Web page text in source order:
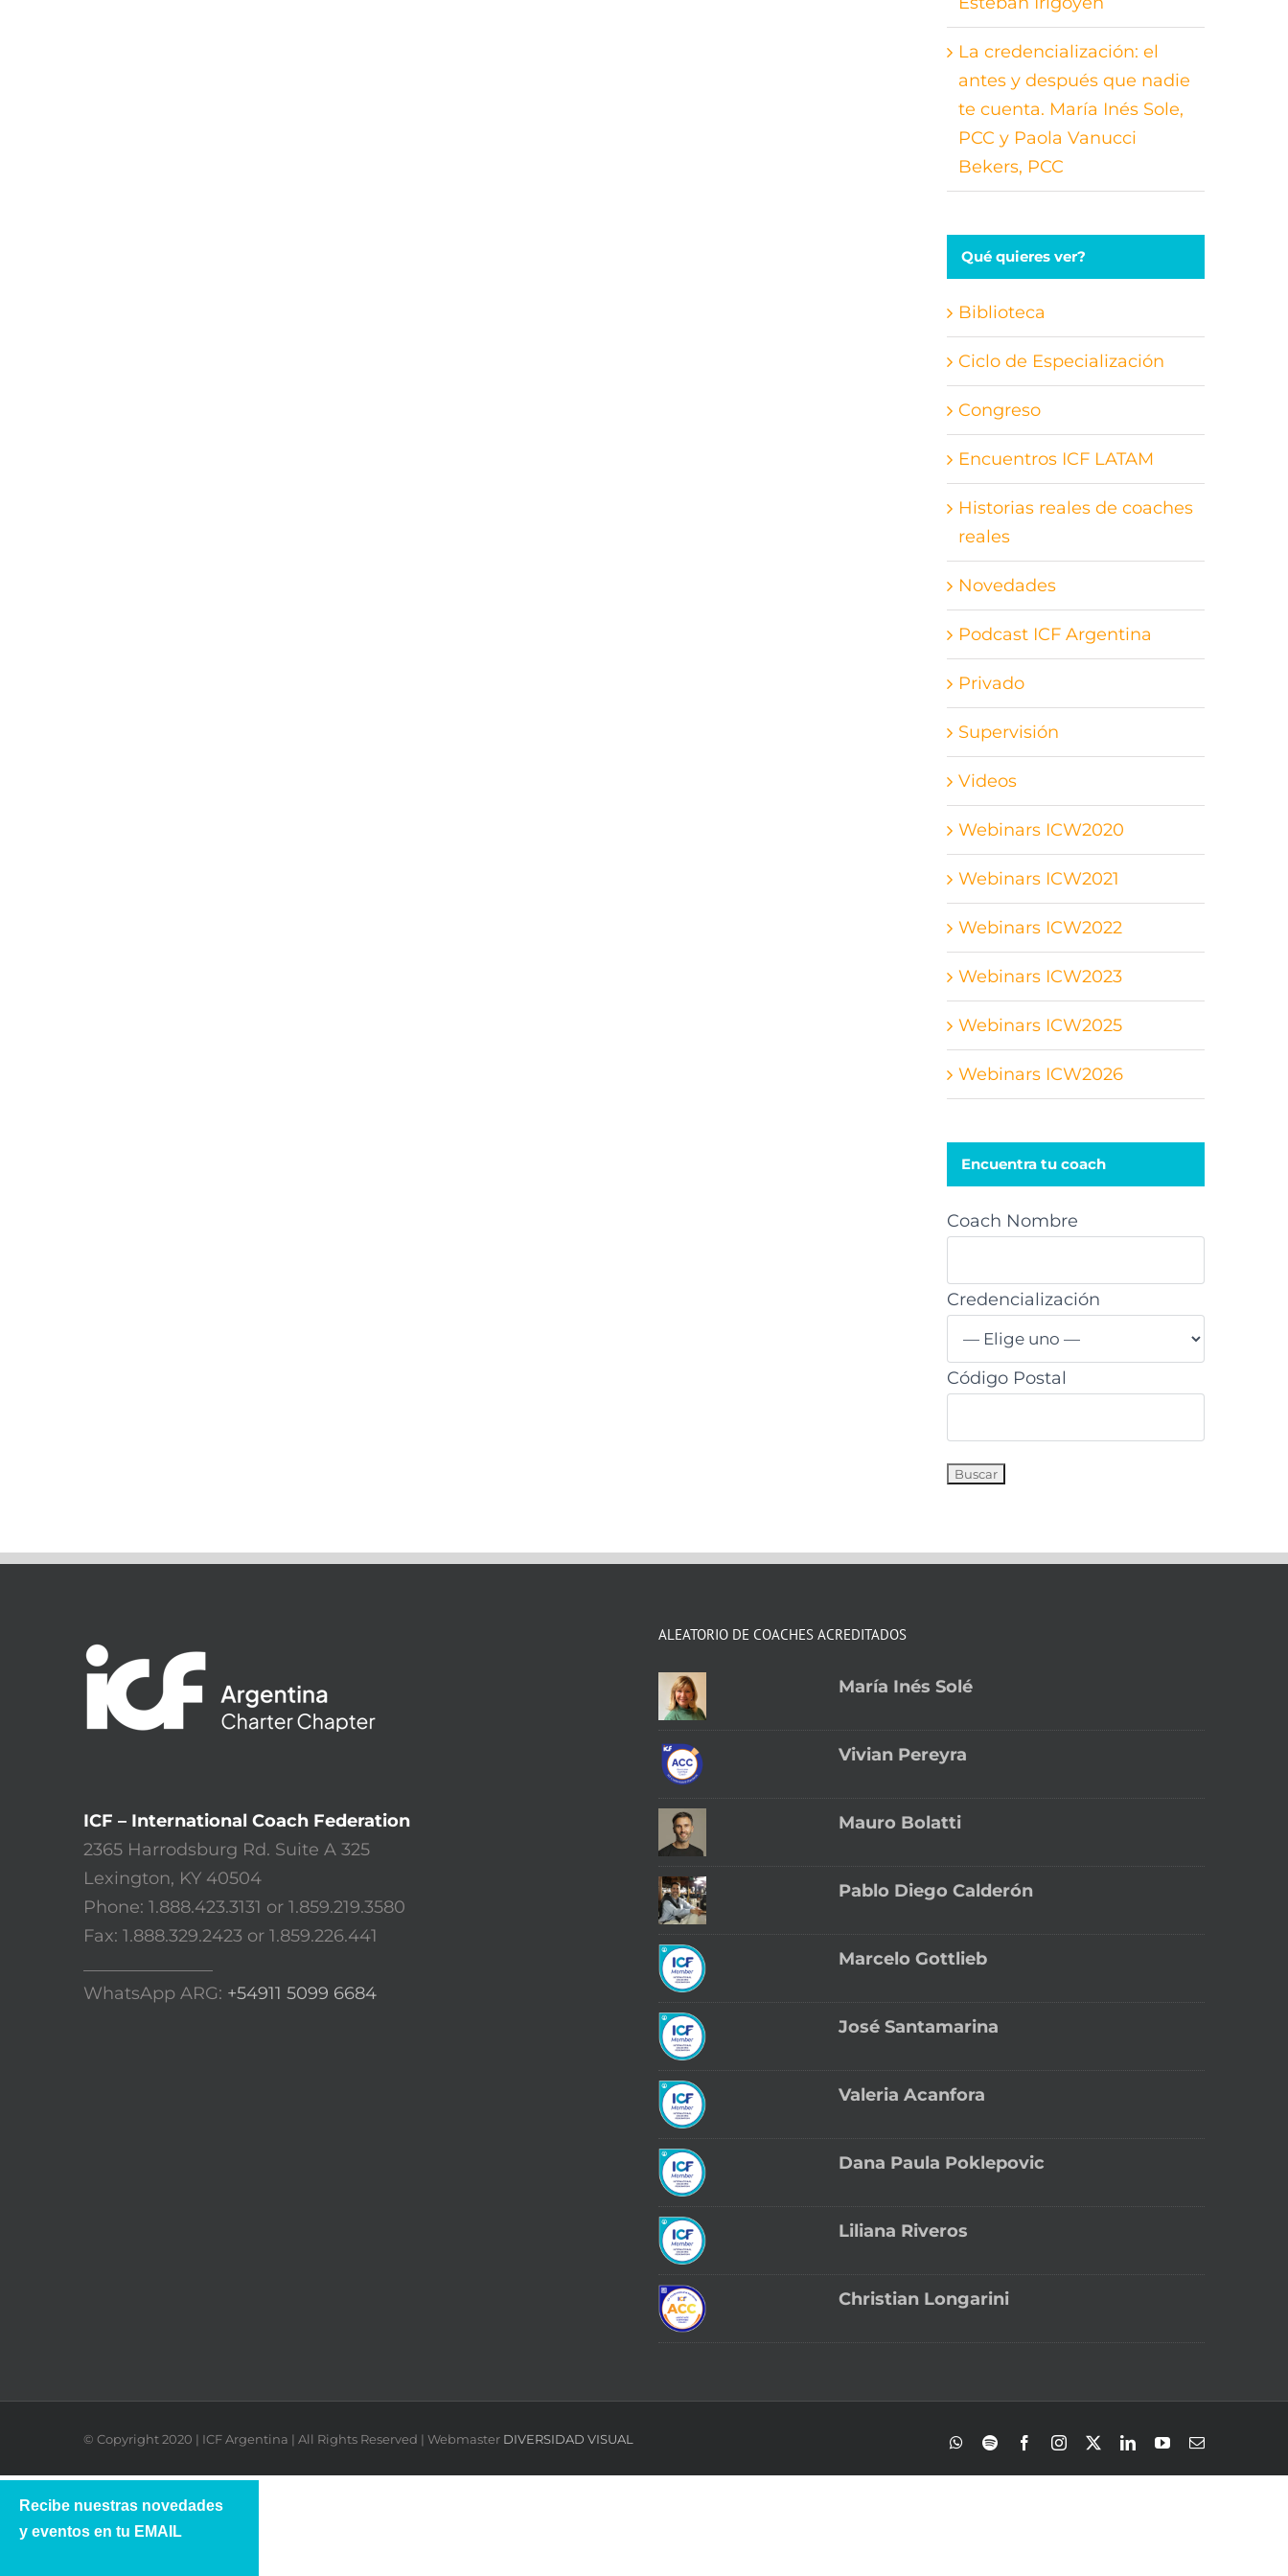
La credencialización: el
antes y después que nadie
te cuenta. María Inés Sole,
PCC y Paola Vanucci
Bekers, PCC
Qué quieres ver?
Biblioteca
Ciclo de Especialización
Congreso
Encuentros ICF LATAM
Historias reales de coaches
reales
Novedades
Podcast ICF Argentina
Privado
Supervisión
Videos
Webinars ICW2020
Webinars ICW2021
Webinars ICW2022
Webinars ICW2023
Webinars ICW2025
Webinars ICW2026
Encuentra tu coach
Coach Nombre
Credencialización
Código Postal
ICF – International Coach Federation
2365 Harrodsburg Rd. Suite A 325
Lexington, KY 40504
Phone: 1.888.423.3131 or 1.859.219.3580
Fax: 1.888.329.2423 or 1.859.226.441
WhatsApp ARG: +54911 5099 6684
ALEATORIO DE COACHES ACREDITADOS
María Inés Solé
Vivian Pereyra
Mauro Bolatti
Pablo Diego Calderón
Marcelo Gottlieb
José Santamarina
Valeria Acanfora
Dana Paula Poklepovic
Liliana Riveros
Christian Longarini
© Copyright 2020 | ICF Argentina | All Rights Reserved | Webmaster DIVERSIDAD VISUAL WhatsApp
Spotify FacebookInstagram LinkedInYouTubeCorreo
Recibe nuestras novedades
y eventos en tu EMAIL